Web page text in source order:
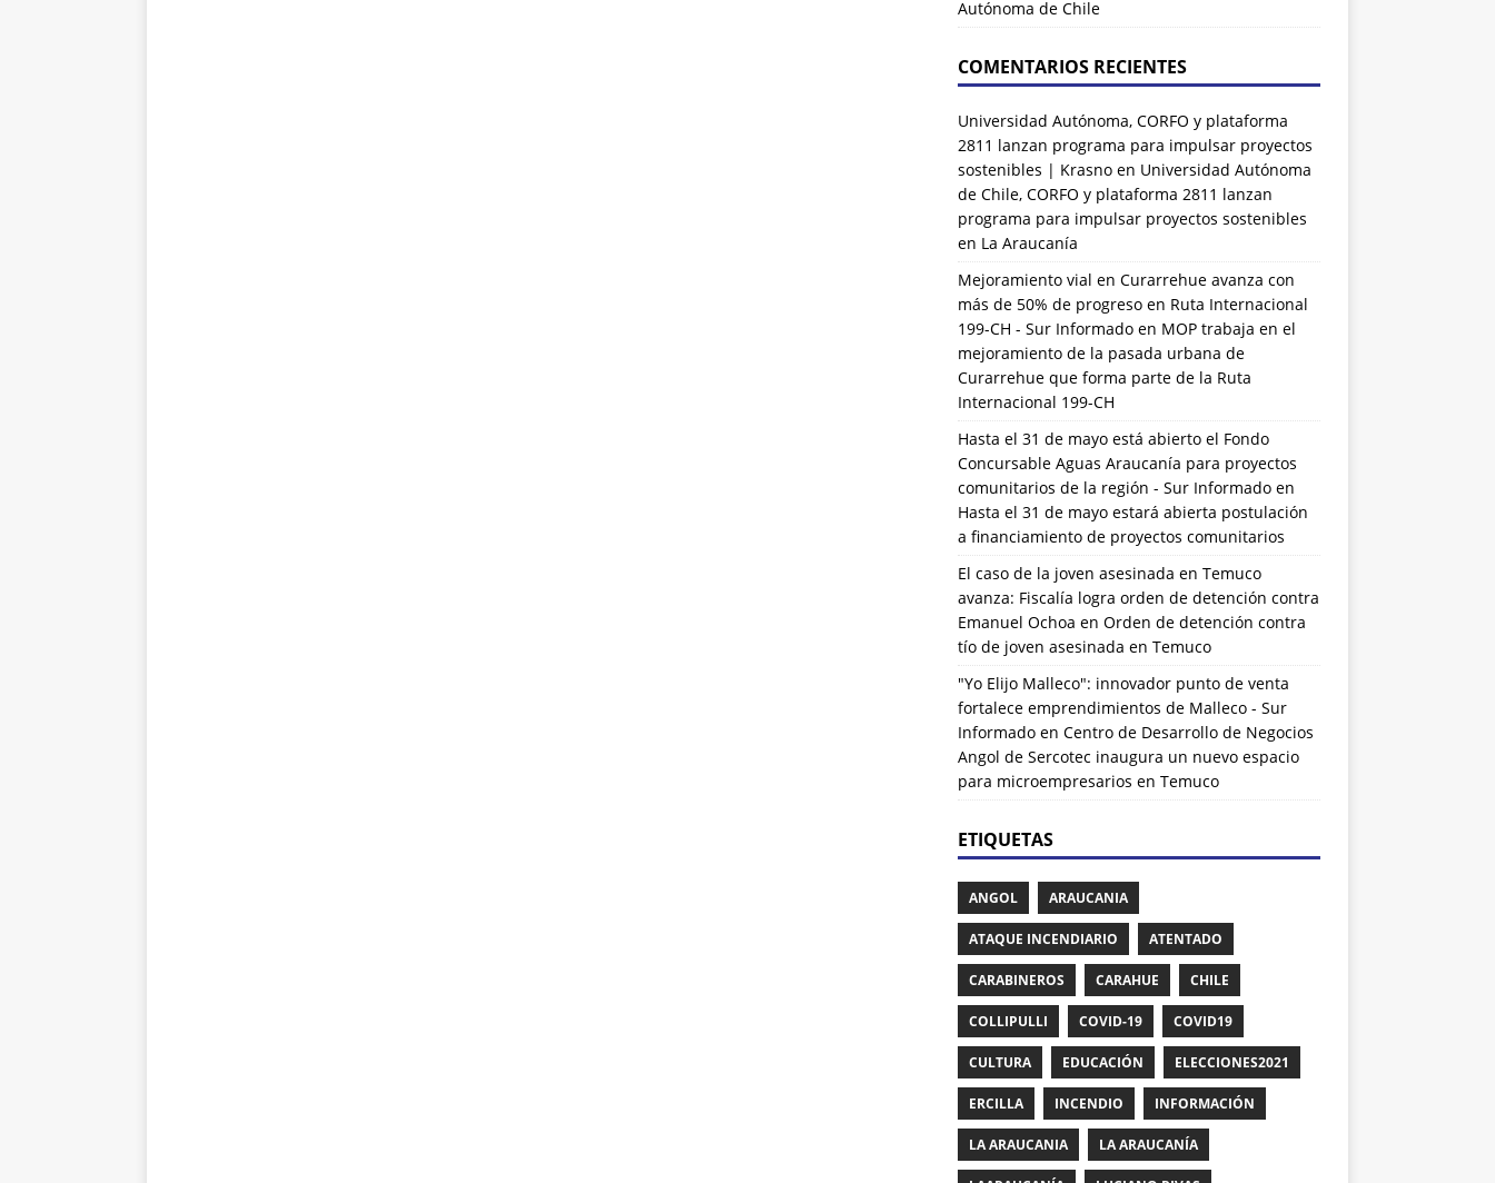
Autónoma de Chile
COMENTARIOS RECIENTES
Universidad Autónoma, CORFO y plataforma
2811 lanzan programa para impulsar proyectos
sostenibles | Krasnoen Universidad Autónoma
de Chile, CORFO y plataforma 2811 lanzan
programa para impulsar proyectos sostenibles
en La Araucanía
Mejoramiento vial en Curarrehue avanza con
más de 50% de progreso en Ruta Internacional
199-CH - Sur Informadoen MOP trabaja en el
mejoramiento de la pasada urbana de
Curarrehue que forma parte de la Ruta
Internacional 199-CH
Hasta el 31 de mayo está abierto el Fondo
Concursable Aguas Araucanía para proyectos
comunitarios de la región - Sur Informadoen
Hasta el 31 de mayo estará abierta postulación
a financiamiento de proyectos comunitarios
El caso de la joven asesinada en Temuco
avanza: Fiscalía logra orden de detención contra
Emanuel Ochoa en Orden de detención contra
tío de joven asesinada en Temuco
"Yo Elijo Malleco": innovador punto de venta
fortalece emprendimientos de Malleco - Sur
Informadoen Centro de Desarrollo de Negocios
Angol de Sercotec inaugura un nuevo espacio
para microempresarios en Temuco
ETIQUETAS
ANGOL ARAUCANIA
ATAQUE INCENDIARIO ATENTADO
CARABINEROS CARAHUE CHILE
COLLIPULLI COVID-19 COVID19
CULTURA EDUCACIÓN ELECCIONES2021
ERCILLA INCENDIO INFORMACIÓN
LA ARAUCANIA LA ARAUCANÍA